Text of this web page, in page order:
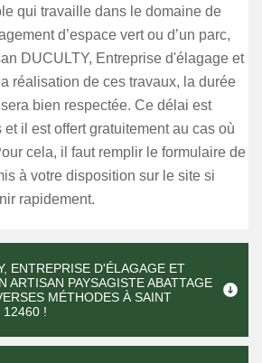
qui travaille dans le domaine de
d’espace vert ou d’un parc,
DUCULTY, Entreprise d'élagage et
réalisation de ces travaux, la durée
bien respectée. Ce délai est
il est offert gratuitement au cas où
cela, il faut remplir le formulaire de
à votre disposition sur le site si
rapidement.
ENTREPRISE D'ÉLAGAGE ET
ARTISAN PAYSAGISTE ABATTAGE
MÉTHODES À SAINT
12460 !